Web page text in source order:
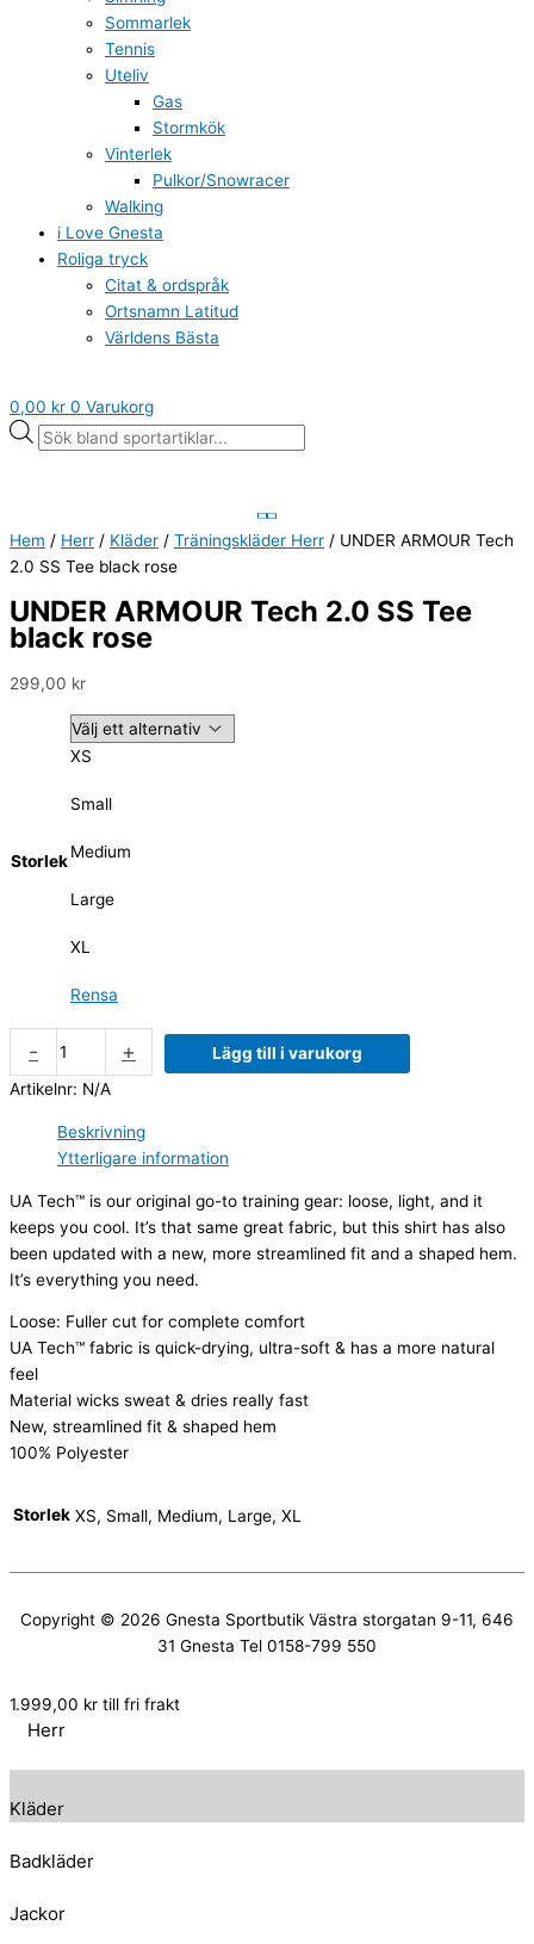
Sommarlek
Tennis
Uteliv
Gas
Stormkök
Vinterlek
Pulkor/Snowracer
Walking
i Love Gnesta
Roliga tryck
Citat & ordspråk
Ortsnamn Latitud
Världens Bästa
0,00 kr 0 Varukorg
Hem / Herr / Kläder / Träningskläder Herr / UNDER ARMOUR Tech
2.0 SS Tee black rose
UNDER ARMOUR Tech 2.0 SS Tee
black rose
299,00 kr
Storlek
XS
Small
Medium
Large
XL
Rensa
- +
Lägg till i varukorg
Artikelnr: N/A
Beskrivning
Ytterligare information
UA Tech™ is our original go-to training gear: loose, light, and it
keeps you cool. It’s that same great fabric, but this shirt has also
been updated with a new, more streamlined fit and a shaped hem.
It’s everything you need.
Loose: Fuller cut for complete comfort
UA Tech™ fabric is quick-drying, ultra-soft & has a more natural
feel
Material wicks sweat & dries really fast
New, streamlined fit & shaped hem
100% Polyester
Storlek XS, Small, Medium, Large, XL
Copyright © 2026 Gnesta Sportbutik Västra storgatan 9-11, 646
31 Gnesta Tel 0158-799 550
1.999,00 kr till fri frakt
Herr
Kläder
Badkläder
Jackor